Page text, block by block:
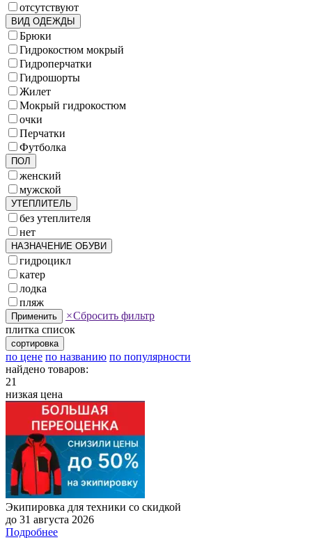
отсутствуют
ВИД ОДЕЖДЫ
Брюки
Гидрокостюм мокрый
Гидроперчатки
Гидрошорты
Жилет
Мокрый гидрокостюм
очки
Перчатки
Футболка
ПОЛ
женский
мужской
УТЕПЛИТЕЛЬ
без утеплителя
нет
НАЗНАЧЕНИЕ ОБУВИ
гидроцикл
катер
лодка
пляж
Применить ×Сбросить фильтр
плитка список
сортировка
по цене по названию по популярности
найдено товаров:
21
низкая цена
Экипировка для техники со скидкой
до 31 августа 2026
Подробнее